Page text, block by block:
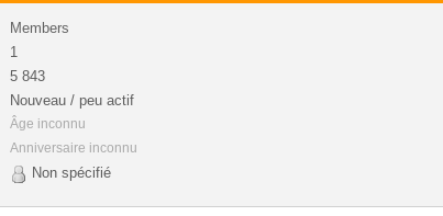
Members
1
5 843
Nouveau / peu actif
Âge inconnu
Anniversaire inconnu
Non spécifié